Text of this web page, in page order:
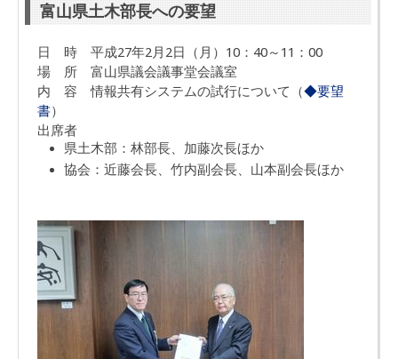
富山県土木部長への要望
日 時 平成27年2月2日（月）10：40～11：00
場 所 富山県議会議事堂会議室
内 容 情報共有システムの試行について（◆要望
書）
出席者
県土木部：林部長、加藤次長ほか
協会：近藤会長、竹内副会長、山本副会長ほか